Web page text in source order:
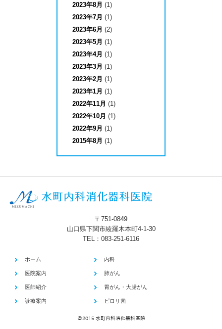
2023年8月 (1)
2023年7月 (1)
2023年6月 (2)
2023年5月 (1)
2023年4月 (1)
2023年3月 (1)
2023年2月 (1)
2023年1月 (1)
2022年11月 (1)
2022年10月 (1)
2022年9月 (1)
2015年8月 (1)
〒751-0849
山口県下関市綾羅木本町4-1-30
TEL： 083-251-6116
ホーム
医院案内
医師紹介
診療案内
内科
肺がん
胃がん・大腸がん
ピロリ菌
©2015 水町内科消化器科医院